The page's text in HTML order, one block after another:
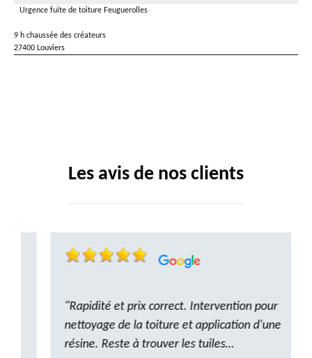
Urgence fuite de toiture Feuguerolles
9 h chaussée des créateurs
27400 Louviers
Les avis de nos clients
"Rapidité et prix correct. Intervention pour
nettoyage de la toiture et application d'une
résine. Reste à trouver les tuiles